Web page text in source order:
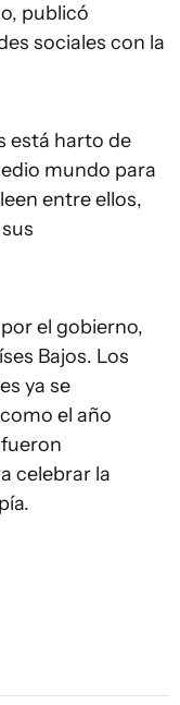
publicó
sociales con la
está harto de
mundo para
entre ellos,
el gobierno,
Bajos. Los
ya se
el año
celebrar la